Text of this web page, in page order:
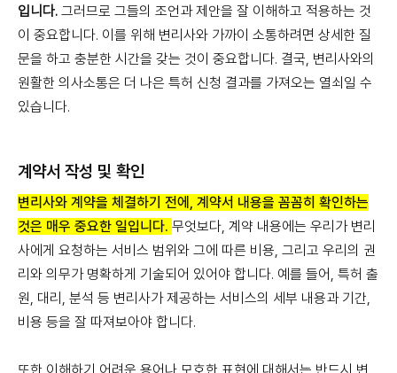
입니다. 그러므로 그들의 조언과 제안을 잘 이해하고 적용하는 것
이 중요합니다. 이를 위해 변리사와 가까이 소통하려면 상세한 질
문을 하고 충분한 시간을 갖는 것이 중요합니다. 결국, 변리사와의
원활한 의사소통은 더 나은 특허 신청 결과를 가져오는 열쇠일 수
있습니다.
계약서 작성 및 확인
변리사와 계약을 체결하기 전에, 계약서 내용을 꼼꼼히 확인하는
것은 매우 중요한 일입니다. 무엇보다, 계약 내용에는 우리가 변리
사에게 요청하는 서비스 범위와 그에 따른 비용, 그리고 우리의 권
리와 의무가 명확하게 기술되어 있어야 합니다. 예를 들어, 특허 출
원, 대리, 분석 등 변리사가 제공하는 서비스의 세부 내용과 기간,
비용 등을 잘 따져보아야 합니다.